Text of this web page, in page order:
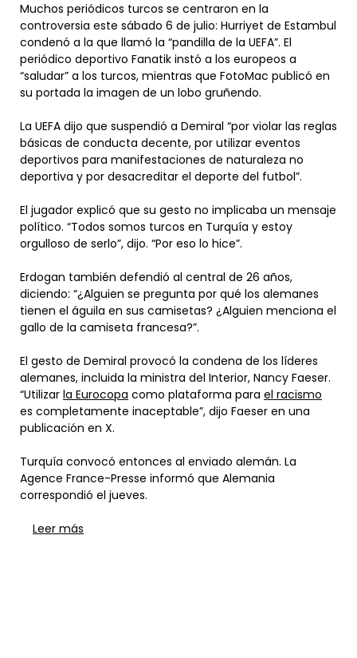
Muchos periódicos turcos se centraron en la
controversia este sábado 6 de julio: Hurriyet de Estambul
condenó a la que llamó la “pandilla de la UEFA”. El
periódico deportivo Fanatik instó a los europeos a
“saludar” a los turcos, mientras que FotoMac publicó en
su portada la imagen de un lobo gruñendo.
La UEFA dijo que suspendió a Demiral “por violar las reglas
básicas de conducta decente, por utilizar eventos
deportivos para manifestaciones de naturaleza no
deportiva y por desacreditar el deporte del futbol”.
El jugador explicó que su gesto no implicaba un mensaje
político. “Todos somos turcos en Turquía y estoy
orgulloso de serlo”, dijo. “Por eso lo hice”.
Erdogan también defendió al central de 26 años,
diciendo: “¿Alguien se pregunta por qué los alemanes
tienen el águila en sus camisetas? ¿Alguien menciona el
gallo de la camiseta francesa?”.
El gesto de Demiral provocó la condena de los líderes
alemanes, incluida la ministra del Interior, Nancy Faeser.
“Utilizar la Eurocopa como plataforma para el racismo
es completamente inaceptable”, dijo Faeser en una
publicación en X.
Turquía convocó entonces al enviado alemán. La
Agence France-Presse informó que Alemania
correspondió el jueves.
Leer más